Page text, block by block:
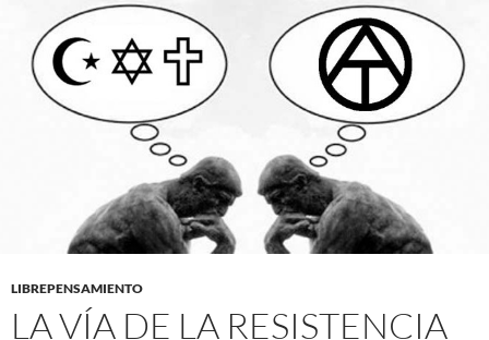
LIBREPENSAMIENTO
LA VÍA DE LA RESISTENCIA